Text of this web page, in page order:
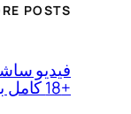
POSTS
فيديو
+18 كامل بجودة عالية